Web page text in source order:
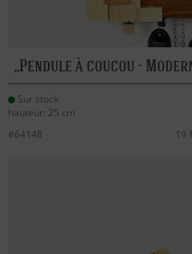
Pendule à coucou -
Sur stock
hauteur: 25 cm
#64148 19